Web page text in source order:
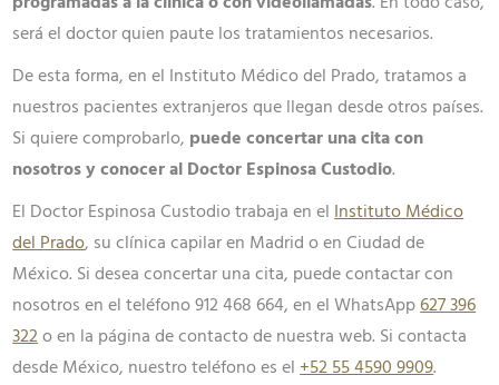
será el doctor quien paute los tratamientos necesarios.
De esta forma, en el Instituto Médico del Prado, tratamos a
nuestros pacientes extranjeros que llegan desde otros países.
Si quiere comprobarlo, puede concertar una cita con
nosotros y conocer al Doctor Espinosa Custodio.
El Doctor Espinosa Custodio trabaja en elInstituto Médico
del Prado, su clínica capilar en Madrid o en Ciudad de
México. Si desea concertar una cita, puede contactar con
nosotros en el teléfono 912 468 664, en el WhatsApp627 396
322o en la página de contacto de nuestra web. Si contacta
desde México, nuestro teléfono es el+52 55 4590 9909.